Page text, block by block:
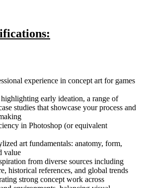
experience in concept art for games
early ideation, a range of
studies that showcase your process and
in Photoshop (or equivalent
art fundamentals: anatomy, form,
value
from diverse sources including
historical references, and global trends
strong concept work across